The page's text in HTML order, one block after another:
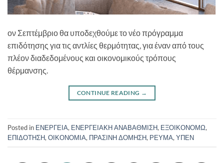
ον Σεπτέμβριο θα υποδεχθούμε το νέο πρόγραμμα
επιδότησης για τις αντλίες θερμότητας, για έναν από τους
πλέον διαδεδομένους και οικονομικούς τρόπους
θέρμανσης.
CONTINUE READING →
Posted in ΕΝΕΡΓΕΙΑ, ΕΝΕΡΓΕΙΑΚΗ ΑΝΑΒΑΘΜΙΣΗ, ΕΞΟΙΚΟΝΟΜΩ,
ΕΠΙΔΟΤΗΣΗ, ΟΙΚΟΝΟΜΙΑ, ΠΡΑΣΙΝΗ ΔΟΜΗΣΗ, ΡΕΥΜΑ, ΥΠΕΝ